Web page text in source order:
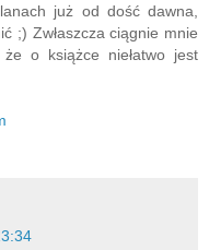
już od dość dawna,
;) Zwłaszcza ciągnie mnie
o książce niełatwo jest